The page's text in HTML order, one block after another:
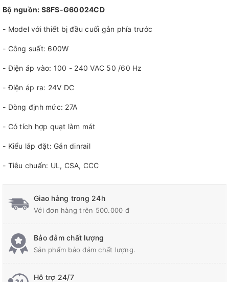
Bộ nguồn: S8FS-G60024CD
- Model với thiết bị đầu cuối gắn phía trước
- Công suất: 600W
- Điện áp vào: 100 - 240 VAC 50 /60 Hz
- Điện áp ra: 24V DC
- Dòng định mức: 27A
- Có tích hợp quạt làm mát
- Kiểu lắp đặt: Gắn dinrail
- Tiêu chuẩn: UL, CSA, CCC
Giao hàng trong 24h
Với đơn hàng trên 500.000 đ
Bảo đảm chất lượng
Sản phẩm bảo đảm chất lượng.
Hỗ trợ 24/7